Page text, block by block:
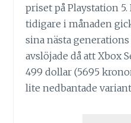
priset på Playstation
tidigare i månaden
sina nästa
avslöjade då att Xbox
499 dollar (5695
lite nedbantade